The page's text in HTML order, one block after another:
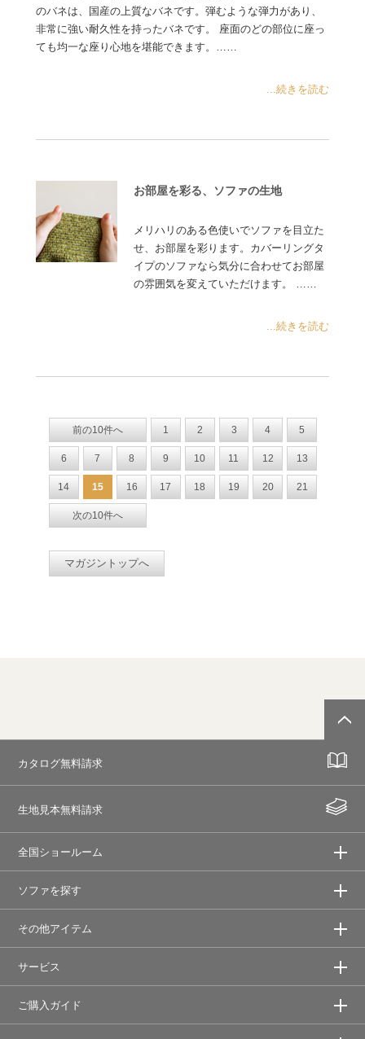
のバネは、国産の上質なバネです。弾むような弾力があり、
非常に強い耐久性を持ったバネです。 座面のどの部位に座っ
ても均一な座り心地を堪能できます。……
...続きを読む
お部屋を彩る、ソファの生地
メリハリのある色使いでソファを目立た
せ、お部屋を彩ります。カバーリングタ
イプのソファなら気分に合わせてお部屋
の雰囲気を変えていただけます。 ……
...続きを読む
前の10件へ 1 2 3 4 5
6 7 8 9 10 11 12 13
14 15 16 17 18 19 20 21
次の10件へ
マガジントップへ
カタログ無料請求
生地見本無料請求
全国ショールーム
ソファを探す
その他アイテム
サービス
ご購入ガイド